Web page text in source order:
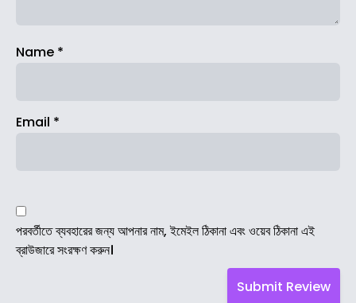
Name *
Email *
পরবর্তীতে ব্যবহারের জন্য আপনার নাম, ইমেইল ঠিকানা এবং ওয়েব ঠিকানা এই
ব্রাউজারে সংরক্ষণ করুন।